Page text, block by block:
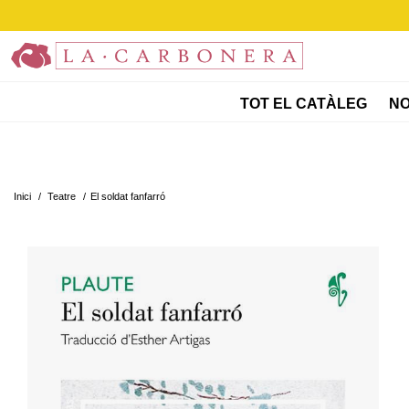
TOT EL CATÀLEG
Inici / Teatre / El soldat fanfarró